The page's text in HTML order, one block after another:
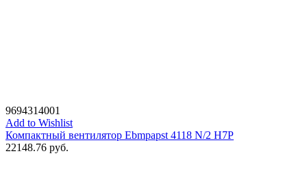
9694314001
Add to Wishlist
Компактный вентилятор Ebmpapst 4118 N/2 H7P
22148.76 руб.